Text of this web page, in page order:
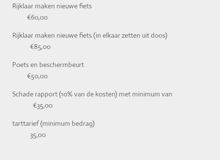
Rijklaar maken nieuwe fiets
€60,00
Rijklaar maken nieuwe fiets (in elkaar zetten uit doos)
€85,00
Poets en beschermbeurt
€50,00
Schade rapport (10% van de kosten) met minimum van
€35,00
tarttarief (minimum bedrag)
35,00